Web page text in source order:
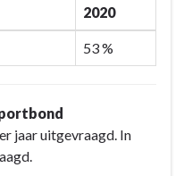
2020
53 %
jaar uitgevraagd. In